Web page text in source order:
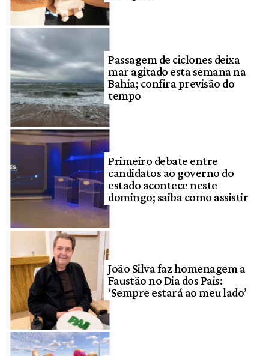
Passagem de ciclones deixa
mar agitado esta semana na
Bahia; confira previsão do
tempo
Primeiro debate entre
candidatos ao governo do
estado acontece neste
domingo; saiba como assistir
João Silva faz homenagem a
Faustão no Dia dos Pais:
‘Sempre estará ao meu lado’